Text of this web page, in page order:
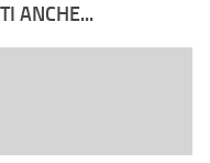
ANCHE...